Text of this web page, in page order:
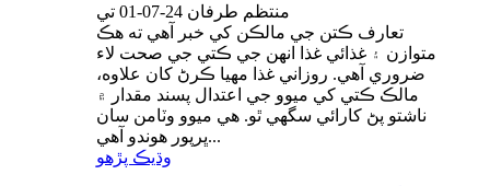
منتظم طرفان 24-07-01 تي
تعارف ڪتن جي مالڪن کي خبر آهي ته هڪ
متوازن ۽ غذائي غذا انهن جي ڪتي جي صحت لاء
ضروري آهي. روزاني غذا مهيا ڪرڻ کان علاوه،
مالڪ ڪتي کي ميوو جي اعتدال پسند مقدار ۾
ناشتو پڻ کارائي سگھي ٿو. هي ميوو وٽامن سان
ڀرپور هوندو آهي...
وڌيڪ پڙهو